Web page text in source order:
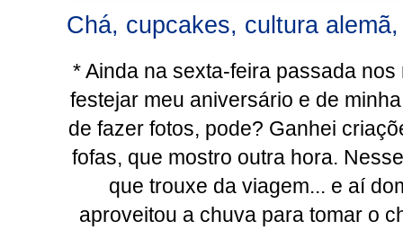
Chá, cupcakes, cultura
* Ainda na sexta-feira passada
festejar meu aniversário e de
de fazer fotos, pode? Ganhei
fofas, que mostro outra hora.
que trouxe da viagem... e aí
aproveitou a chuva para tomar o